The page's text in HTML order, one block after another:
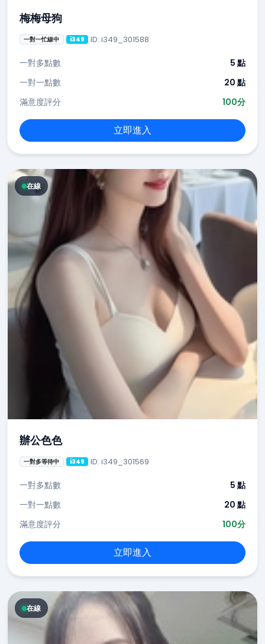
梅梅母狗
一對一忙線中 i349 ID: i349_301588
一對多點數
5 點
一對一點數
20 點
滿意度評分
100分
立即進入
在線
辦公色色
一對多等待中 i349 ID: i349_301569
一對多點數
5 點
一對一點數
20 點
滿意度評分
100分
立即進入
在線